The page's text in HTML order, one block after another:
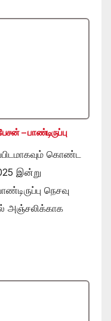
– பாண்டிருப்பு
கொண்ட
இன்று
நெசவு
அஞ்சலிக்காக